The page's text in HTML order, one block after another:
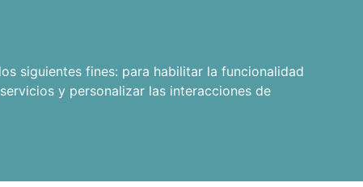
siguientes fines: para habilitar la funcionalidad
y personalizar las interacciones de